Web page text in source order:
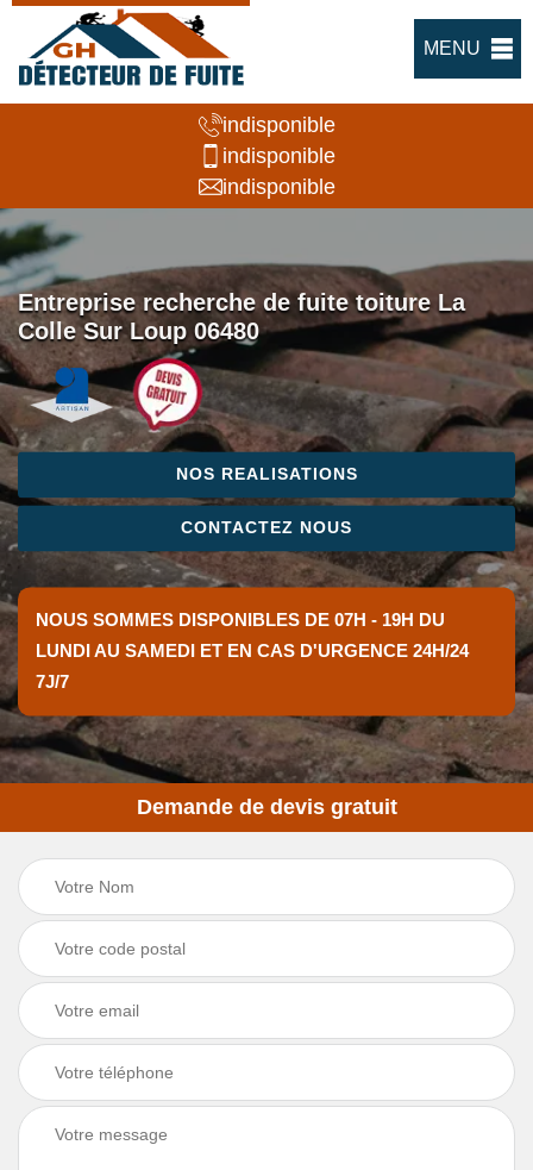
MENU
indisponible
indisponible
indisponible
Entreprise recherche de fuite toiture La
Colle Sur Loup 06480
NOS REALISATIONS
CONTACTEZ NOUS
NOUS SOMMES DISPONIBLES DE 07H - 19H DU
LUNDI AU SAMEDI ET EN CAS D'URGENCE 24H/24
7J/7
Demande de devis gratuit